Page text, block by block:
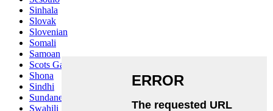
Sinhala
Slovak
Slovenian
Somali
Samoan
Scots Gaelic
Shona
Sindhi
Sundanese
Swahili